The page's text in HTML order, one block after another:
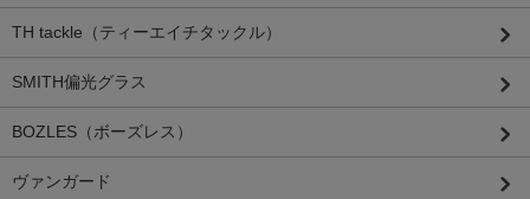
TH tackle（ティーエイチタックル）
SMITH偏光グラス
BOZLES（ボーズレス）
ヴァンガード